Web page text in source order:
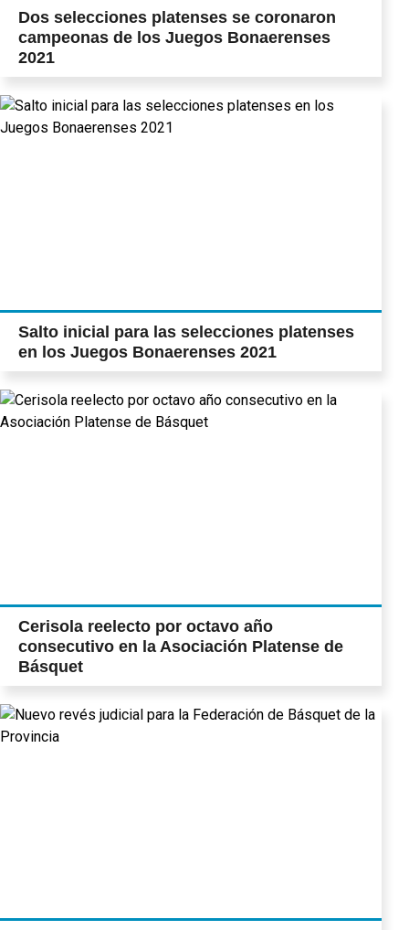
Dos selecciones platenses se coronaron
campeonas de los Juegos Bonaerenses
2021
Salto inicial para las selecciones platenses
en los Juegos Bonaerenses 2021
Cerisola reelecto por octavo año
consecutivo en la Asociación Platense de
Básquet